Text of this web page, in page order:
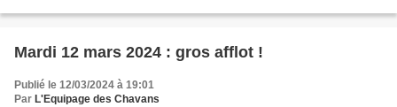
Mardi 12 mars 2024 : gros afflot !
Publié le 12/03/2024 à 19:01
Par L'Equipage des Chavans